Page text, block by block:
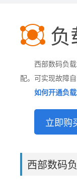
负
西部数码负
配。可实现故障
如何开通负
立即购
西部数码